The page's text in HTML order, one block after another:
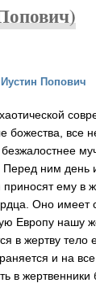
Попович
божества, все
безжалостнее
Перед ним день
ему в
Оно имеет
Европу нашу
в жертву
и на
в